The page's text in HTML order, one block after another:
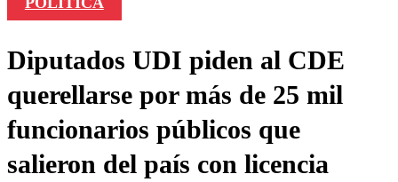
Diputados UDI piden al CDE
querellarse por más de 25 mil
funcionarios públicos que
salieron del país con licencia